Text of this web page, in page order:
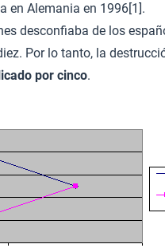
en Alemania en 1996[1].
desconfiaba de los
Por lo tanto, la
por cinco.